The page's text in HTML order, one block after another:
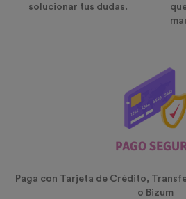
solucionar tus dudas.
PAGO
Paga con Tarjeta de Crédito,
o Bizum